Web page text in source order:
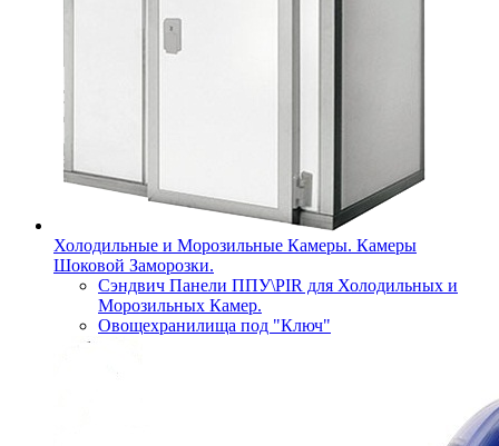
Холодильные и Морозильные Камеры. Камеры
Шоковой Заморозки.
Сэндвич Панели ППУ\PIR для Холодильных и
Морозильных Камер.
Овощехранилища под "Ключ"